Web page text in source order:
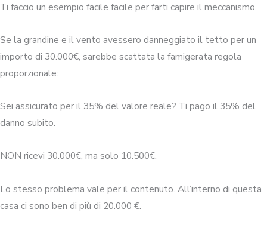
Ti faccio un esempio facile facile per farti capire il meccanismo.
Se la grandine e il vento avessero danneggiato il tetto per un
importo di 30.000€, sarebbe scattata la famigerata regola
proporzionale:
Sei assicurato per il 35% del valore reale? Ti pago il 35% del
danno subito.
NON ricevi 30.000€, ma solo 10.500€.
Lo stesso problema vale per il contenuto. All’interno di questa
casa ci sono ben di più di 20.000 €.